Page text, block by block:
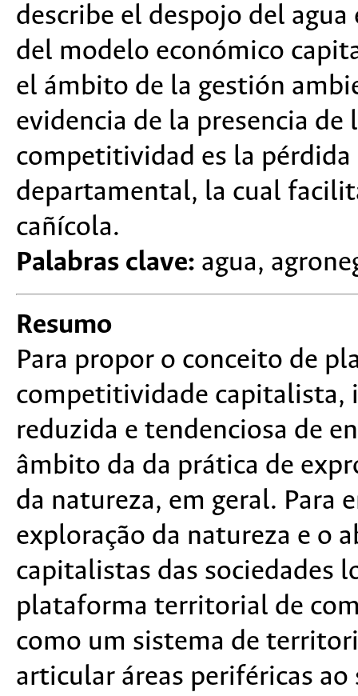
describe el despojo del
del modelo económico
el ámbito de la gestión
evidencia de la presencia
competitividad es la
departamental, la cual
cañícola.
Palabras clave: agua,
Resumo
Para propor o conceito de
competitividade capitalista,
reduzida e tendenciosa de
âmbito da da prática de
da natureza, em geral. Para
exploração da natureza e o
capitalistas das sociedades
plataforma territorial de
como um sistema de
articular áreas periféricas